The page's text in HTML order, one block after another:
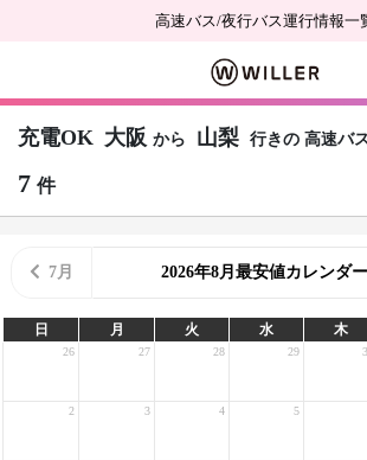
高速バス/夜行バス運行情報一
充電OK 大阪 から 山梨 行きの 高速バ
7 件
7月 2026年8月最安値カレンダー
日 月 火 水 木
26 27 28 29
2 3 4 5